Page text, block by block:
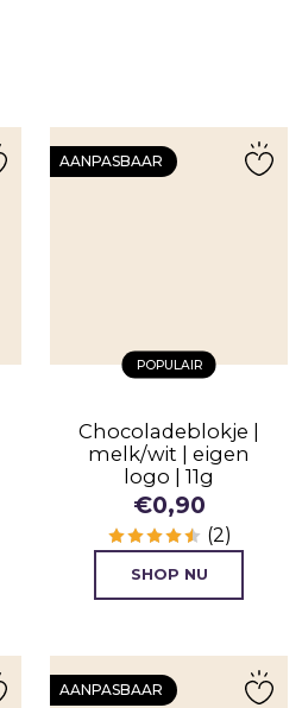
AANPASBAAR
POPULAIR
Chocoladeblokje |
melk/wit | eigen
logo | 11g
€0,90
(2)
SHOP NU
AANPASBAAR